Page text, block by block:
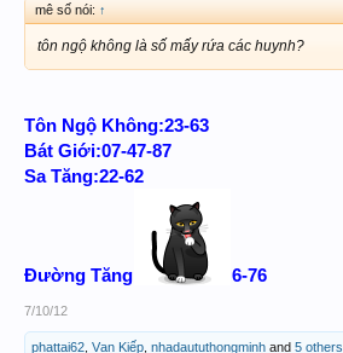
mê số nói: ↑
tôn ngộ không là số mấy rứa các huynh?
Tôn Ngộ Không:23-63
Bát Giới:07-47-87
Sa Tăng:22-62
Đường Tăng 6-76
7/10/12
phattai62 Vạn Kiếp nhadaututhongminh and 5 others